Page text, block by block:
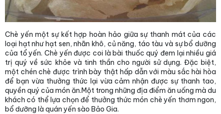
Chè yến một sự kết hợp hoàn hảo giữa sự thanh mát của các
loại hạt như hạt sen, nhãn khô, củ năng, táo tàu và sự bổ dưỡng
của tổ yến. Chè yến được coi là bài thuốc quý đem lại nhiều giá
trị quý về sức khỏe và tinh thần cho người sử dụng. Đặc biệt,
một chén chè được trình bày thật hấp dẫn với màu sắc hài hòa
để bạn vừa thưởng thức lại vừa cảm nhận được sự thanh tao,
quyền quý của món ăn.Một trong những địa điểm ăn uống mà du
khách có thể lựa chọn để thưởng thức món chè yến thơm ngon,
bổ dưỡng là quán yến sào Bảo Gia.